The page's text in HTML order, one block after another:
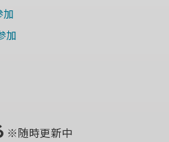
加
加
※随時更新中